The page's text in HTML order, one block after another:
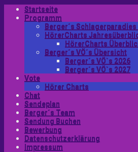
Startseite
Programm
Berger´s Schlagerparadies
HörerCharts
HörerCharts
Berger´s VÖ´s Übersicht
Berger´s VÖ`s 2026
Berger´s VÖ`s 2027
Vote
Hörer Charts
Chat
Sendeplan
Berger´s Team
Sendung Buchen
Bewerbung
Datenschutzerklärung
Impressum